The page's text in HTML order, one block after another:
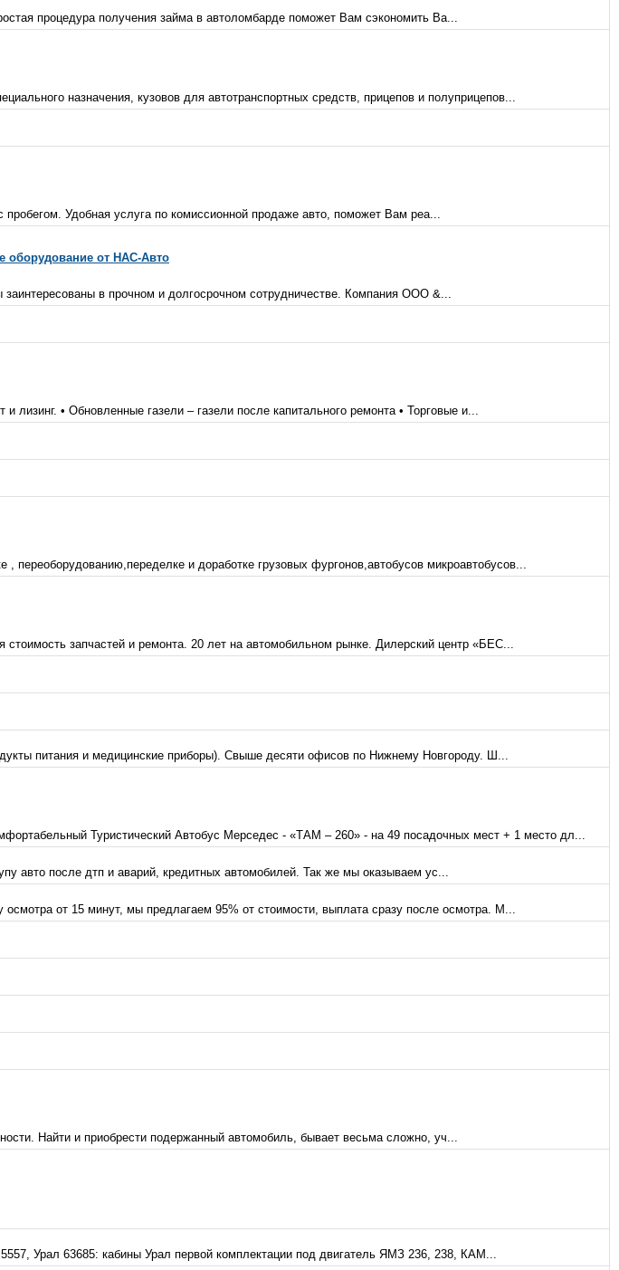
процедура получения займа в автоломбарде поможет Вам сэкономить Ва...
назначения, кузовов для автотранспортных средств, прицепов и полуприцепов...
Удобная услуга по комиссионной продаже авто, поможет Вам реа...
оборудование от НАС-Авто
в прочном и долгосрочном сотрудничестве. Компания ООО &...
• Обновленные газели – газели после капитального ремонта • Торговые и...
и доработке грузовых фургонов,автобусов микроавтобусов...
запчастей и ремонта. 20 лет на автомобильном рынке. Дилерский центр «БЕС...
питания и медицинские приборы). Свыше десяти офисов по Нижнему Новгороду. Ш...
Туристический Автобус Мерседес - «ТАМ – 260» - на 49 посадочных мест + 1 место дл...
авто после дтп и аварий, кредитных автомобилей. Так же мы оказываем ус...
от 15 минут, мы предлагаем 95% от стоимости, выплата сразу после осмотра. М...
Найти и приобрести подержанный автомобиль, бывает весьма сложно, уч...
Урал 63685: кабины Урал первой комплектации под двигатель ЯМЗ 236, 238, КАМ...